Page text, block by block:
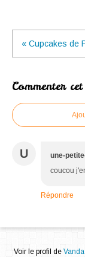
« Cupcakes de
Commenter
U une-
coucou
Répondre
Voir le profil de Vanda